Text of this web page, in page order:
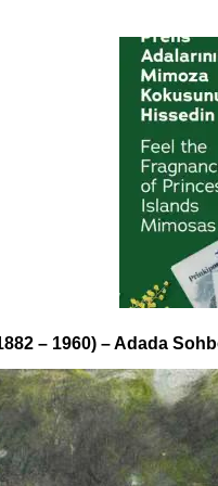
– 1960) – Adada